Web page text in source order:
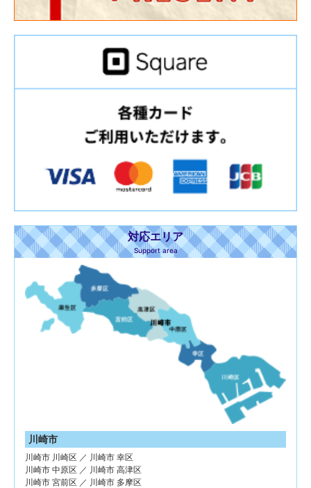
対応エリア
Support area
川崎市
川崎市 川崎区 ／ 川崎市 幸区
川崎市 中原区 ／ 川崎市 高津区
川崎市 宮前区 ／ 川崎市 多摩区